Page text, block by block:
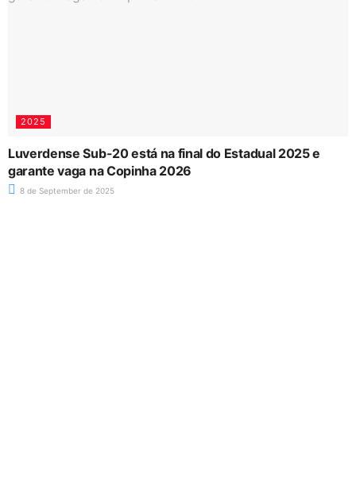
2025
Luverdense Sub-20 está na final do Estadual 2025 e
garante vaga na Copinha 2026
8 de September de 2025